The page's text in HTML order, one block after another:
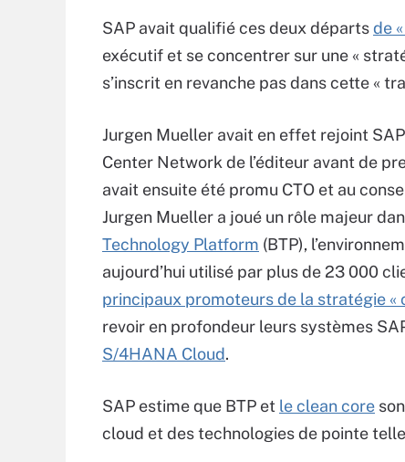
SAP avait qualifié ces deux départsde
exécutif et se concentrer sur une «
s’inscrit en revanche pas dans cette «
Jurgen Mueller avait en effet rejoint
Center Network de l’éditeur avant de
avait ensuite été promu CTO et au
Jurgen Mueller a joué un rôle majeur
Technology Platform (BTP),
aujourd’hui utilisé par plus de 23 000
principaux promoteurs de la stratégie «
revoir en profondeur leurs systèmes
S/4HANA Cloud.
SAP estime que BTP et le clean core
cloud et des technologies de pointe